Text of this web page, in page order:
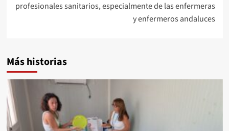
profesionales sanitarios, especialmente de las enfermeras
y enfermeros andaluces
Más historias